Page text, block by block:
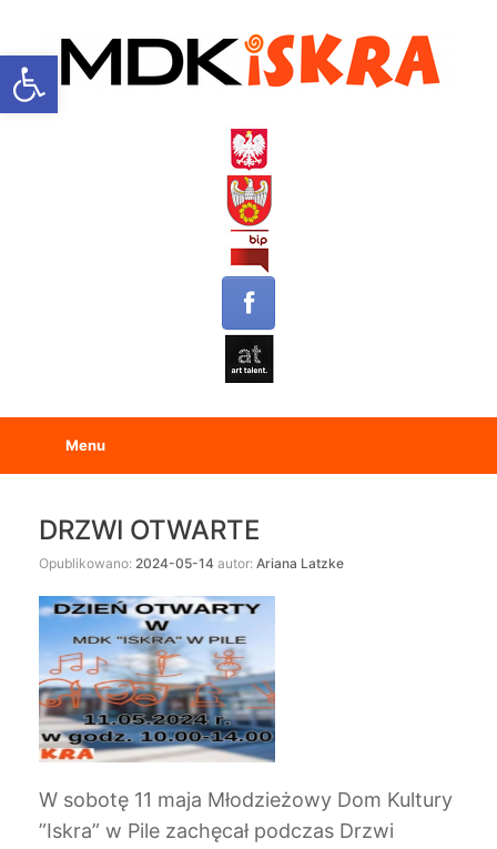
Open toolbar
Menu
DRZWI OTWARTE
Opublikowano: 2024-05-14 autor: Ariana Latzke
W sobotę 11 maja Młodzieżowy Dom Kultury
”Iskra” w Pile zachęcał podczas Drzwi